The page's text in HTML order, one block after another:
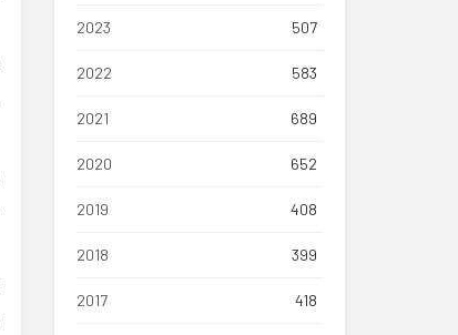
2023 507
2022 583
2021 689
2020 652
2019 408
2018 399
2017 418